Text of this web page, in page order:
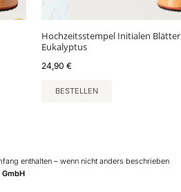
Hochzeitsstempel Initialen Blätter
Eukalyptus
24,90 €
BESTELLEN
enthalten – wenn nicht anders beschrieben